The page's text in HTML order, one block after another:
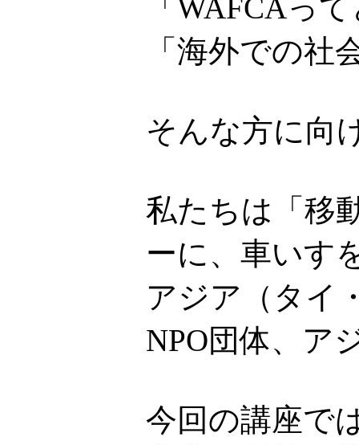
「WAFCAっ
「海外での社
そんな方に向
私たちは「移
ーに、車いす
アジア（タイ
NPO団体、ア
今回の講座で